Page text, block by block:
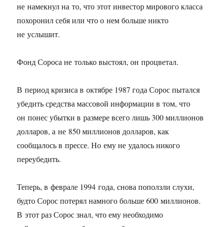
не намекнул на то, что этот инвестор мирового класса
похоронил себя или что о нем больше никто
не услышит.
Фонд Сороса не только выстоял, он процветал.
В период кризиса в октябре 1987 года Сорос пытался
убедить средства массовой информации в том, что
он понес убытки в размере всего лишь 300 миллионов
долларов, а не 850 миллионов долларов, как
сообщалось в прессе. Но ему не удалось никого
переубедить.
Теперь, в феврале 1994 года, снова поползли слухи,
будто Сорос потерял намного больше 600 миллионов.
В этот раз Сорос знал, что ему необходимо